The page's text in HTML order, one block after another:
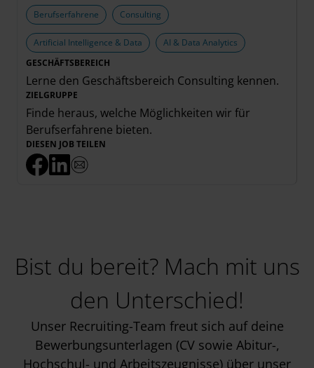
Berufserfahrene
Consulting
Artificial Intelligence & Data
AI & Data Analytics
GESCHÄFTSBEREICH
Lerne den Geschäftsbereich Consulting kennen.
ZIELGRUPPE
Finde heraus, welche Möglichkeiten wir für
Berufserfahrene bieten.
DIESEN JOB TEILEN
Bist du bereit? Mach mit uns
den Unterschied!
Unser Recruiting-Team freut sich auf deine
Bewerbungsunterlagen (CV sowie Abitur-,
Hochschul- und Arbeitszeugnisse) über unser